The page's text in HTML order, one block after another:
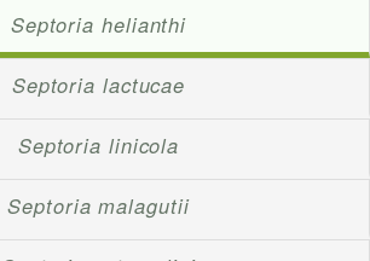
Septoria helianthi
Septoria lactucae
Septoria linicola
Septoria malagutii